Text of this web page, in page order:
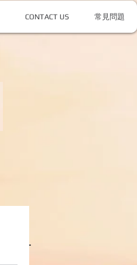
CONTACT US 常見問題